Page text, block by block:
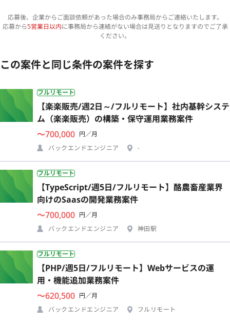
応募後、企業からご面談依頼があった場合のみ事務局からご連絡いたします。
応募から5営業日以内に事務局から連絡がない場合は見送りとなりますのでご了承
ください。
この案件と同じ条件の案件を探す
フルリモート
【楽楽販売/週2日～/フルリモート】社内基幹システ
ム（楽楽販売）の構築・保守運用業務案件
〜700,000 円／月
バックエンドエンジニア
-
フルリモート
【TypeScript/週5日/フルリモート】酪農畜産業界
向けのSaasの開発業務案件
〜700,000 円／月
バックエンドエンジニア
神田駅
フルリモート
【PHP/週5日/フルリモート】Webサービスの運
用・機能追加業務案件
〜620,500 円／月
バックエンドエンジニア
フルリモート